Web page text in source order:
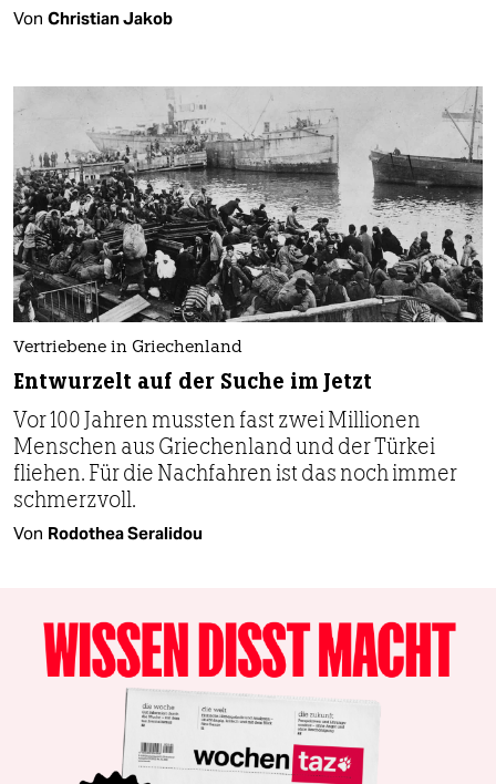
Von Christian Jakob
Vertriebene in Griechenland
Entwurzelt auf der Suche im Jetzt
Vor 100 Jahren mussten fast zwei Millionen
Menschen aus Griechenland und der Türkei
fliehen. Für die Nachfahren ist das noch immer
schmerzvoll.
Von Rodothea Seralidou